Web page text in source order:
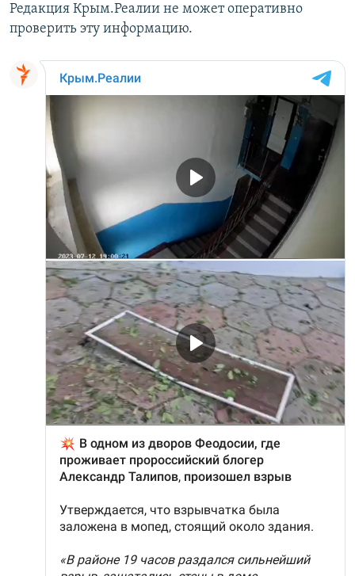
Редакция Крым.Реалии не может оперативно
проверить эту информацию.